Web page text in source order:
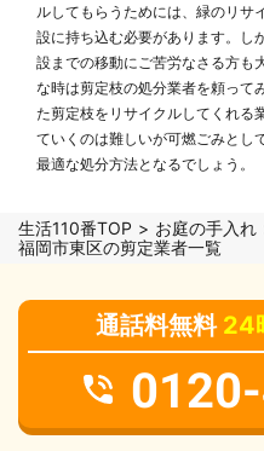
ルしてもらうためには、緑のリサ
設に持ち込む必要があります。し
設までの移動にご苦労なさる方も
な時は剪定枝の処分業者を頼って
た剪定枝をリサイクルしてくれる
ていくのは難しいが可燃ごみとし
最適な処分方法となるでしょう。
生活110番TOP お庭の手入れ
福岡市東区の剪定業者一覧
通話料無料 24